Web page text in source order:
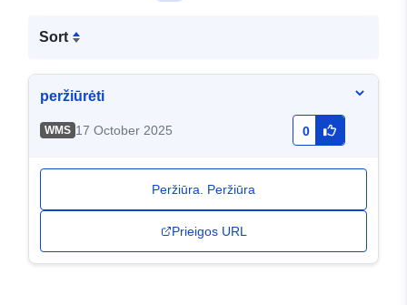
Sort
peržiūrėti
WMS 17 October 2025 0
Peržiūra. Peržiūra
Prieigos URL